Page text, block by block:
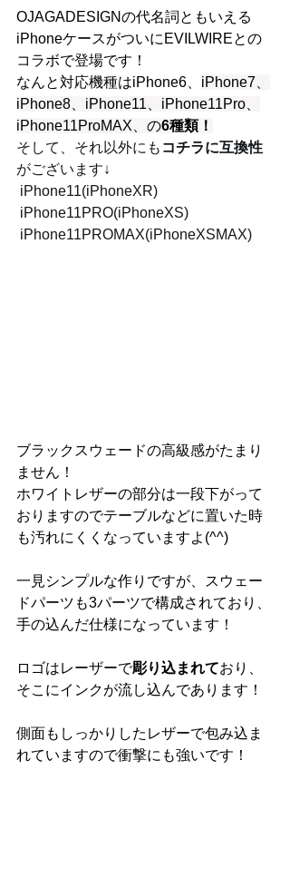
OJAGADESIGNの代名詞ともいえる
iPhoneケースがついにEVILWIREとの
コラボで登場です！
なんと対応機種はiPhone6、 iPhone7、
iPhone8、iPhone11、iPhone11Pro、
iPhone11ProMAX、の6種類！
そして、それ以外にも コチラに互換性
がございます↓
iPhone11(iPhoneXR)
iPhone11PRO(iPhoneXS)
iPhone11PROMAX(iPhoneXSMAX)
ブラックスウェードの高級感がたまり
ません！
ホワイトレザーの部分は一段下がって
おりますのでテーブルなどに置いた時
も汚れにくくなっていますよ(^^)
一見シンプルな作りですが、スウェー
ドパーツも3パーツで構成されており、
手の込んだ仕様になっています！
ロゴはレーザーで彫り込まれており、
そこにインクが流し込んであります！
側面もしっかりしたレザーで包み込ま
れていますので衝撃にも強いです！